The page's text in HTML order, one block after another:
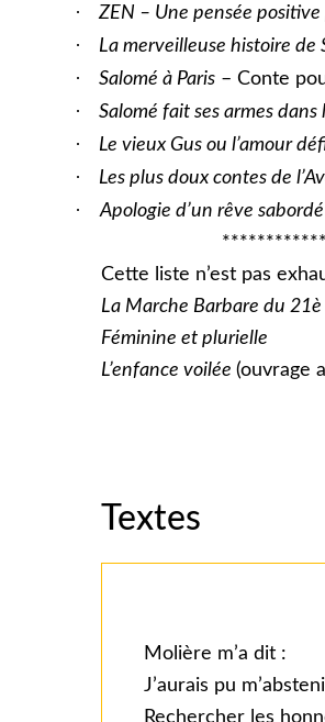
· ZEN – Une pensée
· La merveilleuse histoire de
· Salomé à Paris – Conte
· Salomé fait ses armes dans
· Le vieux Gus ou l’amour
· Les plus doux contes de
· Apologie d’un rêve
Cette liste n’est pas
La Marche Barbare du 21è
Féminine et plurielle
L’enfance voilée (ouvrage
Textes
Molière m’a dit :
J’aurais pu
Rechercher les